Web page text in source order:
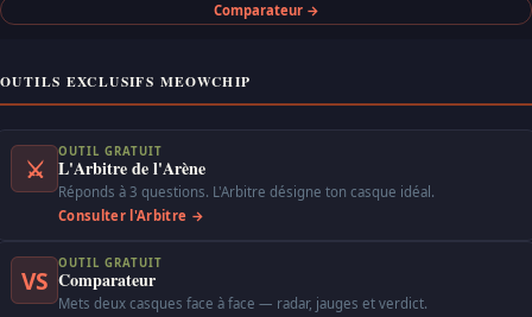
Comparateur →
OUTILS EXCLUSIFS MEOWCHIP
⚔
OUTIL GRATUIT
L'Arbitre de l'Arène
Réponds à 3 questions. L'Arbitre désigne ton casque idéal.
Consulter l'Arbitre →
VS
OUTIL GRATUIT
Comparateur
Mets deux casques face à face — radar, jauges et verdict.